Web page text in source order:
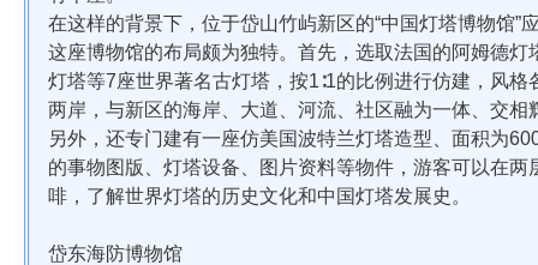
在这样的背景下，位于岱山竹屿新区的“中国灯塔博物馆”
这座博物馆的布局颇为独特。首先，选取法国的阿姆德
灯塔等7座世界著名古灯塔，按1∶1的比例进行仿建，风
两岸，与新区的海岸、大道、河流、社区融为一体、交相
另外，还专门建有一座仿美国波特兰灯塔造型、面积为
的事物图版、灯塔设备、图片资料等物件，游客可以在
啡，了解世界灯塔的历史文化和中国灯塔发展史。
岱东海防博物馆